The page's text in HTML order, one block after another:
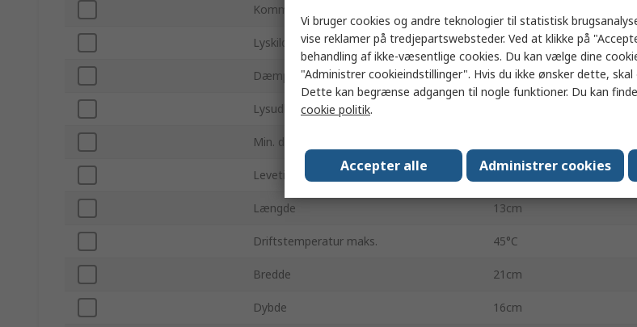
Kommunikationsprotokol
Lyskilde medfølger Ja
Dæmpbar Ja
Lysudbytte
Min. driftstemperatur
Levetid 20000h
Længde 13cm
Driftstemperatur maks. 45°C
Bredde 21cm
Dybde 16cm
Vi bruger cookies og andre teknologier til statistisk
vise reklamer på tredjepartswebsteder. Ved at klikke på
behandling af ikke-væsentlige cookies. Du kan vælge dine
"Administrer cookieindstillinger". Hvis du ikke ønsker dette, skal
Dette kan begrænse adgangen til nogle funktioner. Du kan
cookie politik.
Accepter alle Administrer cookies